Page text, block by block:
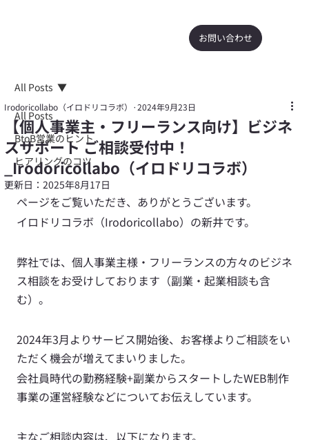
お問い合わせ
All Posts
BtoB営業のヒント
ヒアリングのコツ
All Posts
【個人事業主・フリーランス向け】ビジネ
スサポート ご相談受付中！
_Irodoricollabo（イロドリコラボ）
Irodoricollabo（イロドリコラボ） 2024年9月23日
更新日： 2025年8月17日
ページをご覧いただき、ありがとうございます。
イロドリコラボ（Irodoricollabo）の新井です。
弊社では、個人事業主様・フリーランスの方々のビジネ
ス相談をお受けしております（副業・起業相談も含
む）。
2024年3月よりサービス開始後、お客様よりご相談をい
ただく機会が増えてまいりました。
会社員時代の勤務経験+副業からスタートしたWEB制作
事業の運営経験などについてお伝えしています。
主なご相談内容は、以下になります。